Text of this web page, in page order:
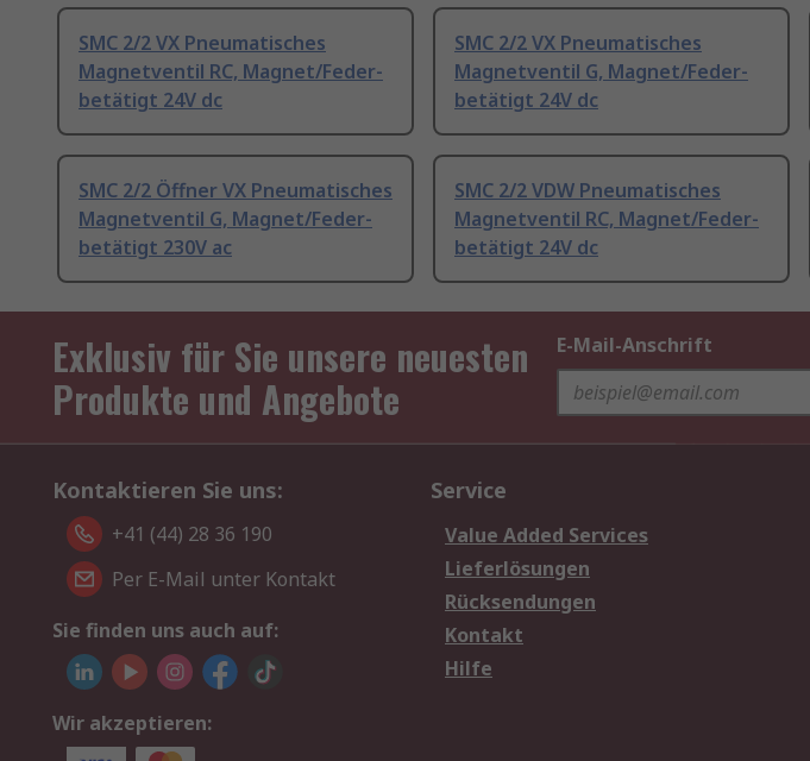
SMC 2/2 VX Pneumatisches
Magnetventil RC, Magnet/Feder-
betätigt 24V dc
SMC 2/2 VX Pneumatisches
Magnetventil G, Magnet/Feder-
betätigt 24V dc
SMC 2/2 Öffner VX Pneumatisches
Magnetventil G, Magnet/Feder-
betätigt 230V ac
SMC 2/2 VDW Pneumatisches
Magnetventil RC, Magnet/Feder-
betätigt 24V dc
Exklusiv für Sie unsere neuesten
Produkte und Angebote
E-Mail-Anschrift
Kontaktieren Sie uns:
+41 (44) 28 36 190
Per E-Mail unter Kontakt
Sie finden uns auch auf:
Wir akzeptieren:
Service
Value Added Services
Lieferlösungen
Rücksendungen
Kontakt
Hilfe